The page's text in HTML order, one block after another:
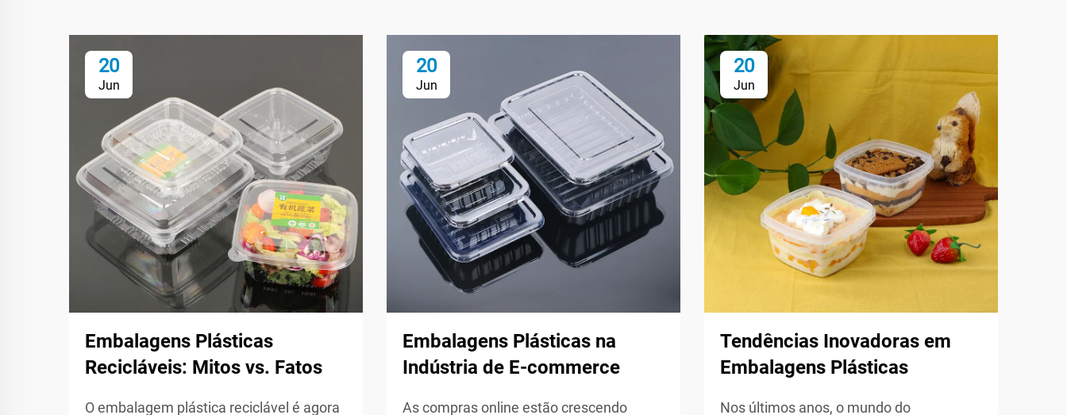
20
Jun
Embalagens Plásticas
Recicláveis: Mitos vs. Fatos
O embalagem plástica reciclável é agora
20
Jun
Embalagens Plásticas na
Indústria de E-commerce
As compras online estão crescendo
20
Jun
Tendências Inovadoras em
Embalagens Plásticas
Nos últimos anos, o mundo do